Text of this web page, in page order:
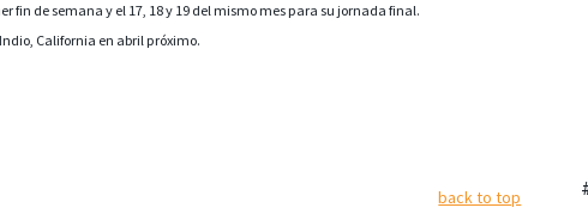
fin de semana y el 17, 18 y 19 del mismo mes para su jornada final.
California en abril próximo.
back to top